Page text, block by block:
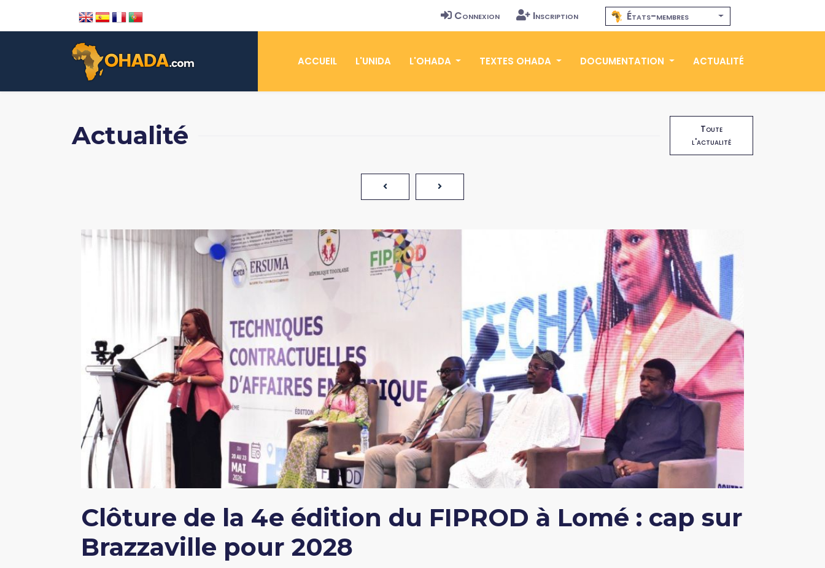
Connexion Inscription États-membres
ACCUEIL L'UNIDA L'OHADA TEXTES OHADA DOCUMENTATION ACTUALITÉ
Actualité
Toute
l'actualité
Clôture de la 4e édition du FIPROD à Lomé : cap sur
Brazzaville pour 2028